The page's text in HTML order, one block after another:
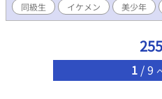
視点が読みたいとリクエストをい
介視点にはやっぱり出会いから
でいなくてもわかるお話になっ
と楽しいと思います。 甘々ハッ
くはならない予定です。 R18には
同級生
イケメン 美少年
255
1 / 9